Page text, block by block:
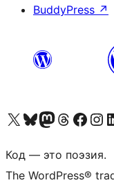
BuddyPress ↗
Посетите нас в X (ранее Twitter)
Посетите нашу учётную запись в Bluesky
Посетите нашу ленту в
Посетите нашу учётную запись в
Посетите нашу
Код — это поэзия.
The WordPress®